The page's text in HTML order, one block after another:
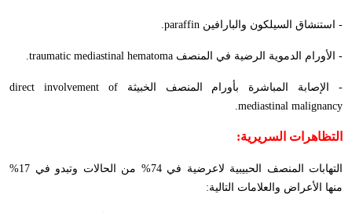
- استنشاق السيلكون والبارافين paraffin
.
- الأورام الدموية الرضية في المنصف traumatic mediastinal hematoma
.
- الإصابة المباشرة بأورام المنصف الخبيثةdirect involvement of
mediastinal malignancy
.
التظاهرات السريرية:
التهابات المنصف الحبيبية لاعرضية في 74% من الحالات وتبدو في 17%
منها الأعراض والعلامات التالية: